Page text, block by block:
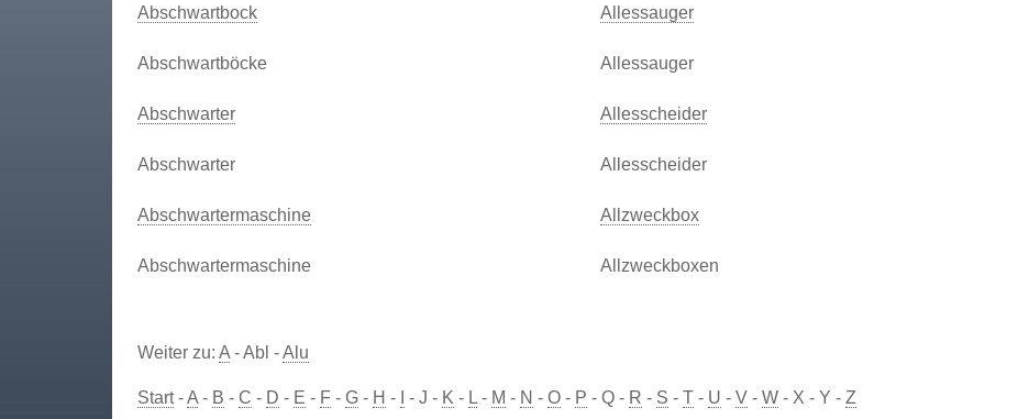
Abschwartbock
Abschwartböcke
Abschwarter
Abschwarter
Abschwartermaschine
Abschwartermaschine
Allessauger
Allessauger
Allesscheider
Allesscheider
Allzweckbox
Allzweckboxen
Weiter zu: A- Abl -Alu
Start-A- B - C - D - E - F - G- H - - J - K - L- M - N - O- P - Q - R - S - T- U - V- W- X - Y - Z